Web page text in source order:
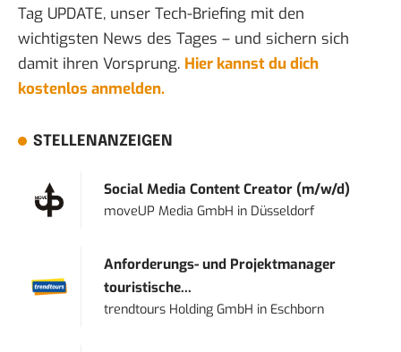
Tag UPDATE, unser Tech-Briefing mit den
wichtigsten News des Tages – und sichern sich
damit ihren Vorsprung. Hier kannst du dich
kostenlos anmelden.
STELLENANZEIGEN
Social Media Content Creator (m/w/d)
moveUP Media GmbH in Düsseldorf
Anforderungs- und Projektmanager
touristische...
trendtours Holding GmbH in Eschborn